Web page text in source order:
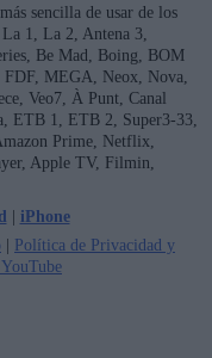
sencilla de usar de los
1, La 2, Antena 3,
Be Mad, Boing, BOM
MEGA, Neox, Nova,
Veo7, À Punt, Canal
ETB 1, ETB 2, Super3-33,
Prime, Netflix,
Apple TV, Filmin,
| iPhone
| Política de Privacidad y